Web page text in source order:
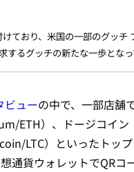
ており、米国の一部のグッチ
るグッチの新たな一歩となっ
ビューの中で、一部店舗
ETH）、ドージコイ
LTC）といったトッ
通貨ウォレットでQRコ